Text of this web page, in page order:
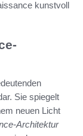
kunstvoll
Sie spiegelt
neuen Licht
Architektur